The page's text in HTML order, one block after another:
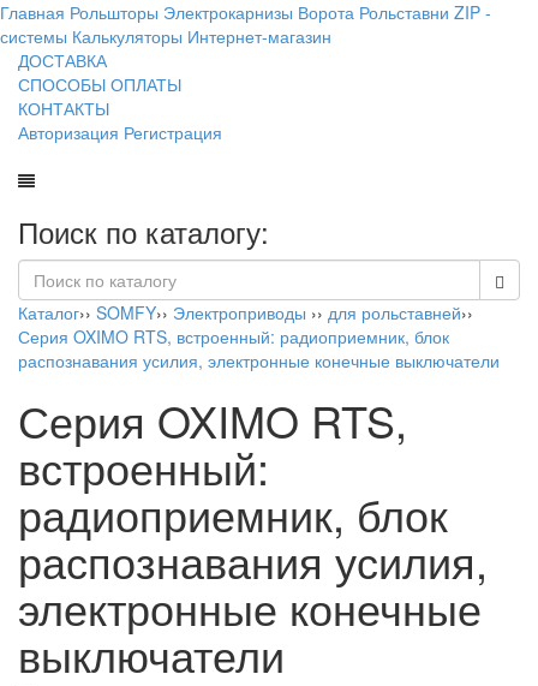
Главная Рольшторы Электрокарнизы Ворота Рольставни ZIP -
системы Калькуляторы Интернет-магазин
ДОСТАВКА
СПОСОБЫ ОПЛАТЫ
КОНТАКТЫ
Авторизация Регистрация
Поиск по каталогу:
Каталог›› SOMFY›› Электроприводы ›› для рольставней››
Серия OXIMO RTS, встроенный: радиоприемник, блок
распознавания усилия, электронные конечные выключатели
Серия OXIMO RTS,
встроенный:
радиоприемник, блок
распознавания усилия,
электронные конечные
выключатели